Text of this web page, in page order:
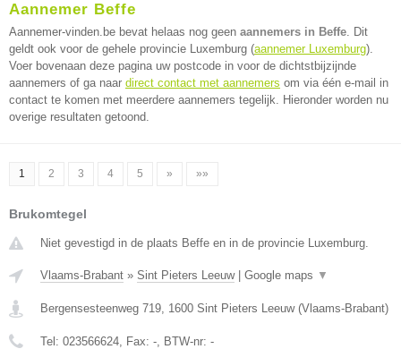
Aannemer Beffe
Aannemer-vinden.be bevat helaas nog geen aannemers in Beffe. Dit
geldt ook voor de gehele provincie Luxemburg (aannemer Luxemburg).
Voer bovenaan deze pagina uw postcode in voor de dichtstbijzijnde
aannemers of ga naar direct contact met aannemers om via één e-mail in
contact te komen met meerdere aannemers tegelijk. Hieronder worden nu
overige resultaten getoond.
1 2 3 4 5 » »»
Brukomtegel
Niet gevestigd in de plaats Beffe en in de provincie Luxemburg.
Vlaams-Brabant » Sint Pieters Leeuw| Google maps ▼
Bergensesteenweg 719, 1600 Sint Pieters Leeuw(Vlaams-Brabant)
Tel: 023566624, Fax: -, BTW-nr: -